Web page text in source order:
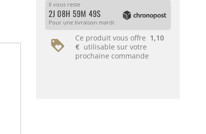
Il vous reste
2J 08H 59M 49S
Pour une livraison mardi
Ce produit vous offre 1,10
€ utilisable sur votre
prochaine commande